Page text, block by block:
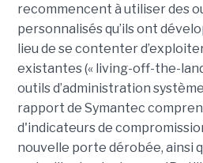
recommencent à utiliser des
personnalisés qu’ils ont
lieu de se contenter
existantes (« living-off-the-
outils d’administration
rapport de Symantec
d'indicateurs de
nouvelle porte dérobée, ainsi